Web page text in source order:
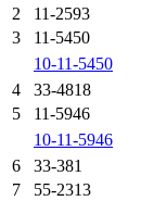
2
11-2593
3
11-5450
10-11-5450
4
33-4818
5
11-5946
10-11-5946
6
33-381
7
55-2313